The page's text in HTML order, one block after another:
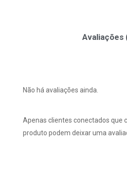
Avaliações
Não há avaliações ainda.
Apenas clientes conectados que
produto podem deixar uma